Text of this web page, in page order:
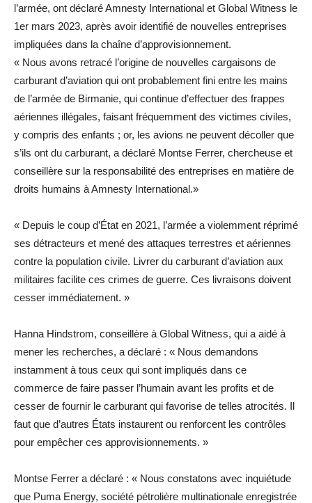
l’armée, ont déclaré Amnesty International et Global Witness le
1er mars 2023, après avoir identifié de nouvelles entreprises
impliquées dans la chaîne d’approvisionnement.
« Nous avons retracé l’origine de nouvelles cargaisons de
carburant d’aviation qui ont probablement fini entre les mains
de l’armée de Birmanie, qui continue d’effectuer des frappes
aériennes illégales, faisant fréquemment des victimes civiles,
y compris des enfants ; or, les avions ne peuvent décoller que
s’ils ont du carburant, a déclaré Montse Ferrer, chercheuse et
conseillère sur la responsabilité des entreprises en matière de
droits humains à Amnesty International.»
« Depuis le coup d’État en 2021, l’armée a violemment réprimé
ses détracteurs et mené des attaques terrestres et aériennes
contre la population civile. Livrer du carburant d’aviation aux
militaires facilite ces crimes de guerre. Ces livraisons doivent
cesser immédiatement. »
Hanna Hindstrom, conseillère à Global Witness, qui a aidé à
mener les recherches, a déclaré : « Nous demandons
instamment à tous ceux qui sont impliqués dans ce
commerce de faire passer l’humain avant les profits et de
cesser de fournir le carburant qui favorise de telles atrocités. Il
faut que d’autres États instaurent ou renforcent les contrôles
pour empêcher ces approvisionnements. »
Montse Ferrer a déclaré : « Nous constatons avec inquiétude
que Puma Energy, société pétrolière multinationale enregistrée